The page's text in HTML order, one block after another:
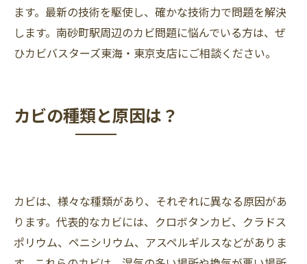
ます。最新の技術を駆使し、確かな技術力で問題を解決
します。南砂町駅周辺のカビ問題に悩んでいる方は、ぜ
ひカビバスターズ東海・東京支店にご相談ください。
カビの種類と原因は？
カビは、様々な種類があり、それぞれに異なる原因があ
ります。代表的なカビには、クロボタンカビ、クラドス
ポリウム、ペニシリウム、アスペルギルスなどがありま